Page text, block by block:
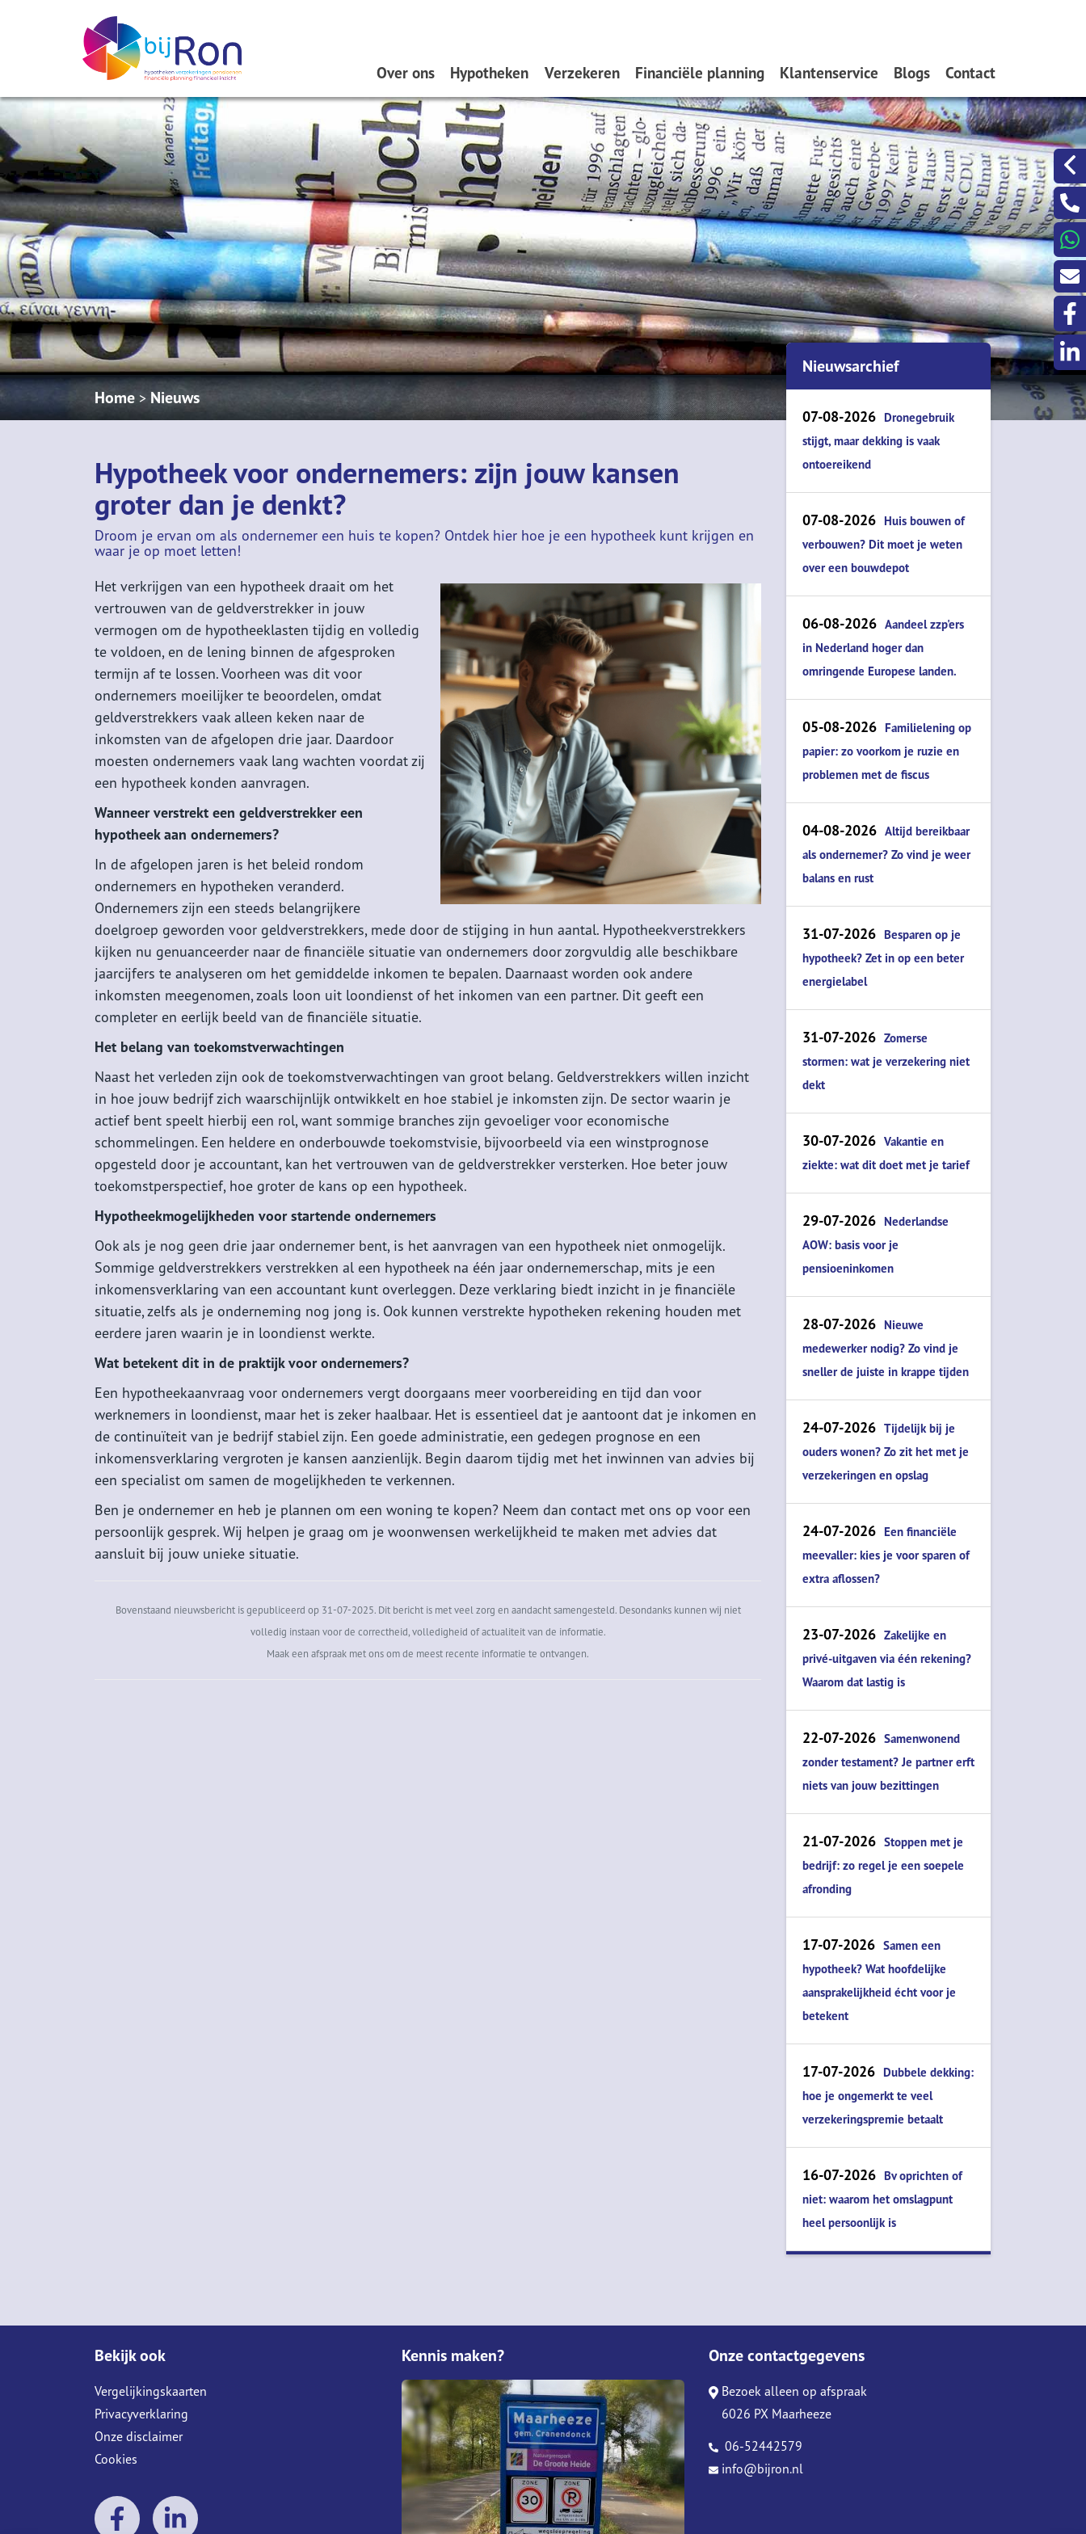
Over ons
Wat doen wij?
Verzekeren
Spaardiensten
Pensioen
Hypotheekadvisering
Dát bedoelen we nou met
ontzorgen
Hypotheken
Oeps, een hypotheek (filmpje)
Hypotheekvormen
Stappenplan
8 Tips
Verzekeren
Zakelijk
Particulier
Financiële planning Klantenservice
Schadeformulieren
Aanrijdingformulier
Formulieren Waarborgfonds
Serviceformulieren
Blogs
Zakelijke identiteitsfraude
Goede voornemens
Inzicht geeft rust
Risico-opslag op hypotheken
Door de bomen uw pensioen
meer zien
Asbest en de hypotheek
Verstandig overwaarde
Storm, gelukkig verzekerd of ?
praktijk
De aflossingsvrije
Contact
Een berichtje sturen?
Even met ons
Home > Nieuws
Hypotheek voor ondernemers: zijn jouw kansen
groter dan je denkt?
Droom je ervan om als ondernemer een huis te kopen? Ontdek hier hoe je een hypotheek kunt krijgen en
waar je op moet letten!
Het verkrijgen van een hypotheek draait om het
vertrouwen van de geldverstrekker in jouw
vermogen om de hypotheeklasten tijdig en volledig
te voldoen, en de lening binnen de afgesproken
termijn af te lossen. Voorheen was dit voor
ondernemers moeilijker te beoordelen, omdat
geldverstrekkers vaak alleen keken naar de
inkomsten van de afgelopen drie jaar. Daardoor
moesten ondernemers vaak lang wachten voordat zij
een hypotheek konden aanvragen.
Wanneer verstrekt een geldverstrekker een
hypotheek aan ondernemers?
In de afgelopen jaren is het beleid rondom
ondernemers en hypotheken veranderd.
Ondernemers zijn een steeds belangrijkere
doelgroep geworden voor geldverstrekkers, mede door de stijging in hun aantal. Hypotheekverstrekkers
kijken nu genuanceerder naar de financiële situatie van ondernemers door zorgvuldig alle beschikbare
jaarcijfers te analyseren om het gemiddelde inkomen te bepalen. Daarnaast worden ook andere
inkomsten meegenomen, zoals loon uit loondienst of het inkomen van een partner. Dit geeft een
completer en eerlijk beeld van de financiële situatie.
Het belang van toekomstverwachtingen
Naast het verleden zijn ook de toekomstverwachtingen van groot belang. Geldverstrekkers willen inzicht
in hoe jouw bedrijf zich waarschijnlijk ontwikkelt en hoe stabiel je inkomsten zijn. De sector waarin je
actief bent speelt hierbij een rol, want sommige branches zijn gevoeliger voor economische
schommelingen. Een heldere en onderbouwde toekomstvisie, bijvoorbeeld via een winstprognose
opgesteld door je accountant, kan het vertrouwen van de geldverstrekker versterken. Hoe beter jouw
toekomstperspectief, hoe groter de kans op een hypotheek.
Hypotheekmogelijkheden voor startende ondernemers
Ook als je nog geen drie jaar ondernemer bent, is het aanvragen van een hypotheek niet onmogelijk.
Sommige geldverstrekkers verstrekken al een hypotheek na één jaar ondernemerschap, mits je een
inkomensverklaring van een accountant kunt overleggen. Deze verklaring biedt inzicht in je financiële
situatie, zelfs als je onderneming nog jong is. Ook kunnen verstrekte hypotheken rekening houden met
eerdere jaren waarin je in loondienst werkte.
Wat betekent dit in de praktijk voor ondernemers?
Een hypotheekaanvraag voor ondernemers vergt doorgaans meer voorbereiding en tijd dan voor
werknemers in loondienst, maar het is zeker haalbaar. Het is essentieel dat je aantoont dat je inkomen en
de continuïteit van je bedrijf stabiel zijn. Een goede administratie, een gedegen prognose en een
inkomensverklaring vergroten je kansen aanzienlijk. Begin daarom tijdig met het inwinnen van advies bij
een specialist om samen de mogelijkheden te verkennen.
Ben je ondernemer en heb je plannen om een woning te kopen? Neem dan contact met ons op voor een
persoonlijk gesprek. Wij helpen je graag om je woonwensen werkelijkheid te maken met advies dat
aansluit bij jouw unieke situatie.
Bovenstaand nieuwsbericht is gepubliceerd op 31-07-2025. Dit bericht is met veel zorg en aandacht samengesteld. Desondanks kunnen wij niet
volledig instaan voor de correctheid, volledigheid of actualiteit van de informatie.
Maak een afspraak met ons om de meest recente informatie te ontvangen.
Nieuwsarchief
07-08-2026 Dronegebruik
stijgt, maar dekking is vaak
ontoereikend
07-08-2026 Huis bouwen of
verbouwen? Dit moet je weten
over een bouwdepot
06-08-2026 Aandeel zzp'ers
in Nederland hoger dan
omringende Europese landen.
05-08-2026 Familielening op
papier: zo voorkom je ruzie en
problemen met de fiscus
04-08-2026 Altijd bereikbaar
als ondernemer? Zo vind je weer
balans en rust
31-07-2026 Besparen op je
hypotheek? Zet in op een beter
energielabel
31-07-2026 Zomerse
stormen: wat je verzekering niet
dekt
30-07-2026 Vakantie en
ziekte: wat dit doet met je tarief
29-07-2026 Nederlandse
AOW: basis voor je
pensioeninkomen
28-07-2026 Nieuwe
medewerker nodig? Zo vind je
sneller de juiste in krappe tijden
24-07-2026 Tijdelijk bij je
ouders wonen? Zo zit het met je
verzekeringen en opslag
24-07-2026 Een financiële
meevaller: kies je voor sparen of
extra aflossen?
23-07-2026 Zakelijke en
privé-uitgaven via één rekening?
Waarom dat lastig is
22-07-2026 Samenwonend
zonder testament? Je partner erft
niets van jouw bezittingen
21-07-2026 Stoppen met je
bedrijf: zo regel je een soepele
afronding
17-07-2026 Samen een
hypotheek? Wat hoofdelijke
aansprakelijkheid écht voor je
betekent
17-07-2026 Dubbele dekking:
hoe je ongemerkt te veel
verzekeringspremie betaalt
16-07-2026 Bv oprichten of
niet: waarom het omslagpunt
heel persoonlijk is
Bekijk ook
Vergelijkingskaarten
Privacyverklaring
Onze disclaimer
Cookies
Kennis maken? Onze contactgegevens
Bezoek alleen op afspraak
6026 PX Maarheeze
06-52442579
info@bijron.nl